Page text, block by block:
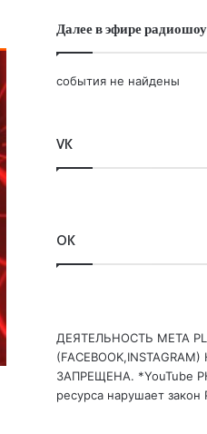
Далее в эфире
события не найдены
VK
OK
ДЕЯТЕЛЬНОСТЬ МЕТА
ЗАПРЕЩЕНА. *YouTube
ресурса нарушает закон